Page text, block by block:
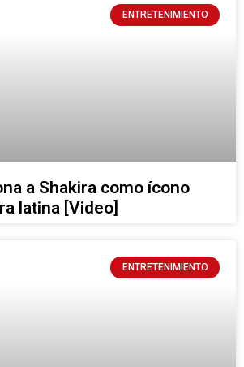
ENTRETENIMIENTO
a Shakira como ícono
latina [Video]
ENTRETENIMIENTO